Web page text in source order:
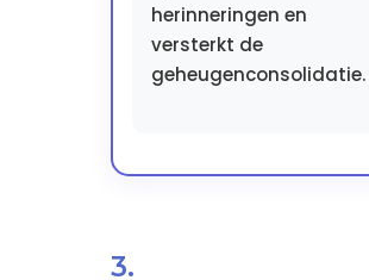
herinneringen en
versterkt de
geheugenconsolidatie.
3.